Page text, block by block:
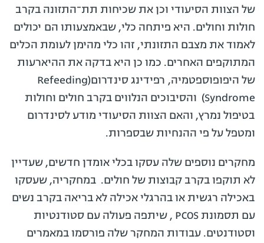
של הצוות הסיעודי וכן את שכיחות תת־התזונה בקרב
חולות וחולים. היא פיתחה כלי, שבאמצעותו הם יכולים
לאמוד את מצבם התזונתי, זהו כלי מהימן לעומת הכלים
המתוקפים האחרים. כמו כן היא בדקה את ההיארעות
של היפופוספטמיה, רפידינג סינדרום(Refeeding
Syndrome) והסיבוכים הנלווים בקרב חולים וחולות
בטיפול נמרץ, והאם הצוות הסיעודי מודע לסינדרום
ומטפל על פי ההנחיות שבספרות.
מחקרים נוספים שלה עסקו בכלי אומדן חדשים, שעדיין
לא תוקפו בקרב קבוצות של חולים. במחקריה, שעסקו
באכילה רגשית או בהרגלי אכילה לא בריאה בקרב נשים
עם תסמונת PCOS , שיתפה פעולה עם סטודנטיות
וסטודנטים. עבודות המחקר שלה פורסמו במאמרים